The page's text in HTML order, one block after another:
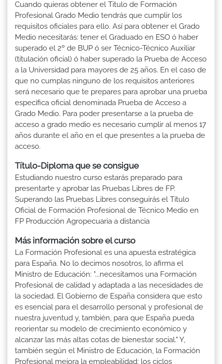
Cuando quieras obtener el Titulo de Formación
Profesional Grado Medio tendrás que cumplir los
requisitos oficiales para ello. Así para obtener el Grado
Medio necesitarás: tener el Graduado en ESO ó haber
superado el 2º de BUP ó ser Técnico-Técnico Auxiliar
(titulación oficial) ó haber superado la Prueba de Acceso
a la Universidad para mayores de 25 años. En el caso de
que no cumplas ninguno de los requisitos anteriores
será necesario que te prepares para aprobar una prueba
específica oficial denominada Prueba de Acceso a
Grado Medio. Para poder presentarse a la prueba de
acceso a grado medio es necesario cumplir al menos 17
años durante el año en el que presentes a la prueba de
acceso.
Título-Diploma que se consigue
Estudiando nuestro curso estarás preparado para
presentarte y aprobar las Pruebas Libres de FP.
Superando las Pruebas Libres conseguirás el Título
Oficial de Formación Profesional de Técnico Medio en
FP Producción Agropecuaria a distancia
Más información sobre el curso
La Formación Profesional es una apuesta estratégica
para España. No lo decimos nosotros, lo afirma el
Ministro de Educación: "...necesitamos una Formación
Profesional de calidad y adaptada a las necesidades de
la sociedad. El Gobierno de España considera que esto
es esencial para el desarrollo personal y profesional de
nuestra juventud y, también, para que España pueda
reorientar su modelo de crecimiento económico y
alcanzar las más altas cotas de bienestar social." Y,
también según el Ministro de Educación, la Formación
Profesional mejora la empleabilidad: los ciclos